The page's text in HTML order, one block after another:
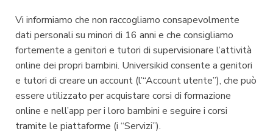
Vi informiamo che non raccogliamo consapevolmente
dati personali su minori di 16 anni e che consigliamo
fortemente a genitori e tutori di supervisionare l’attività
online dei propri bambini. Universikid consente a genitori
e tutori di creare un account (l’“Account utente”), che può
essere utilizzato per acquistare corsi di formazione
online e nell’app per i loro bambini e seguire i corsi
tramite le piattaforme (i “Servizi”).